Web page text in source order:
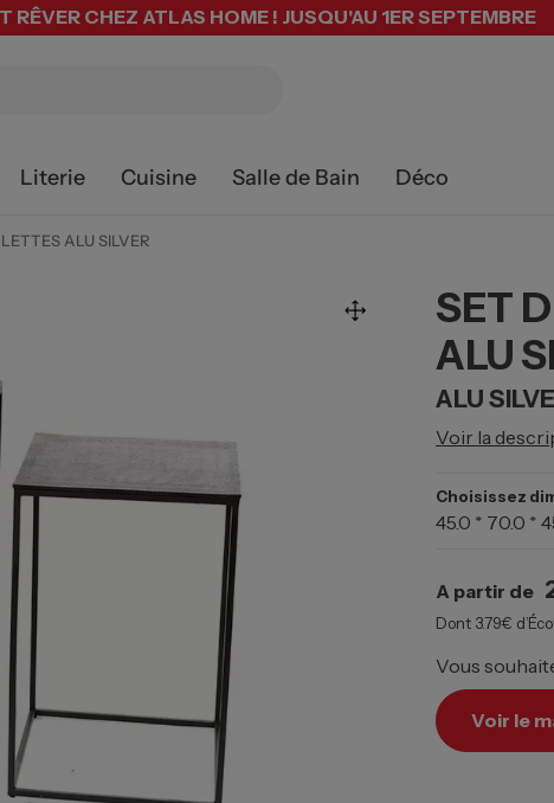
RÊVER CHEZ ATLAS HOME ! JUSQU'AU 1ER SEPTEMBRE
Literie Cuisine Salle de Bain Déco
ALU SILVER
SET
ALU
ALU
Voir la
Choisissez
45.0 * 70.0 *
A partir de
Dont 3.79€
Vous
Voir le